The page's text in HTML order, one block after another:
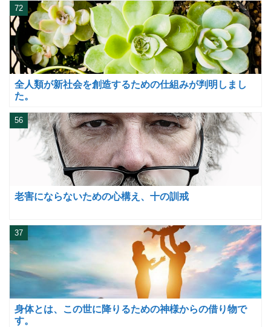
全人類が新社会を創造するための仕組みが判明しまし
た。
72
老害にならないための心構え、十の訓戒
56
身体とは、この世に降りるための神様からの借り物で
す。
37